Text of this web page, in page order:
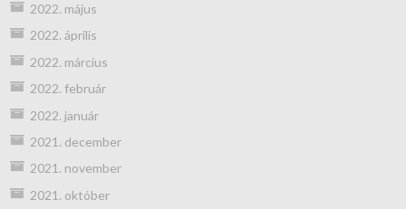
2022. május
2022. április
2022. március
2022. február
2022. január
2021. december
2021. november
2021. október